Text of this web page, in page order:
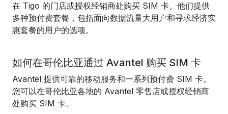
在 Tigo 的门店或授权经销商处购买 SIM 卡。他们提供
多种预付费套餐，包括面向数据流量大用户和寻求经济实
惠套餐的用户的选项。
如何在哥伦比亚通过 Avantel 购买 SIM 卡
Avantel 提供可靠的移动服务和一系列预付费 SIM 卡。
您可以在哥伦比亚各地的 Avantel 零售店或授权经销商
处购买 SIM 卡。